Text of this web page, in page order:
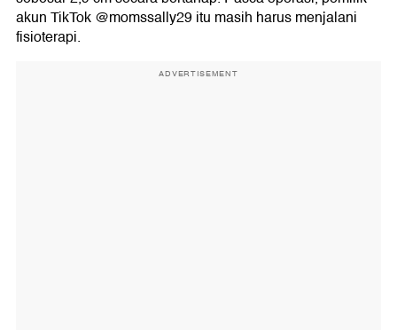
akun TikTok @momssally29 itu masih harus menjalani
fisioterapi.
ADVERTISEMENT